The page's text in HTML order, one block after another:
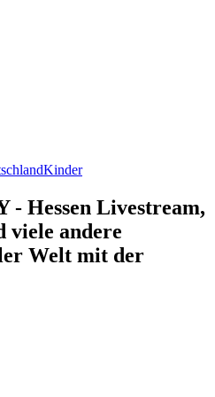
Kinder
- Hessen Livestream,
viele andere
Welt mit der